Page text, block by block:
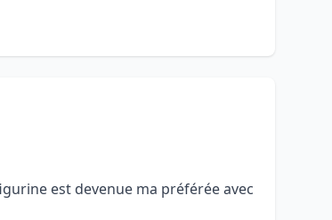
est devenue ma préférée avec